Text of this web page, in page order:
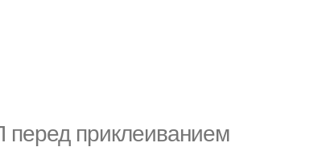
перед приклеиванием